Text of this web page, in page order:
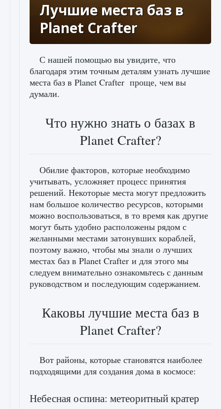
Лучшие места баз в
Planet Crafter
С нашей помощью вы увидите, что
благодаря этим точным деталям узнать лучшие
места баз в Planet Crafter проще, чем вы
думали.
Что нужно знать о базах в
Planet Crafter?
Обилие факторов, которые необходимо
учитывать, усложняет процесс принятия
решений. Некоторые места могут предложить
нам большое количество ресурсов, которыми
можно воспользоваться, в то время как другие
могут быть удобно расположены рядом с
желанными местами затонувших кораблей,
поэтому важно, чтобы мы знали о лучших
местах баз в Planet Crafter и для этого мы
следуем внимательно ознакомьтесь с данным
руководством и последующим содержанием.
Каковы лучшие места баз в
Planet Crafter?
Вот районы, которые становятся наиболее
подходящими для создания дома в космосе:
Небесная оспина: метеоритный кратер